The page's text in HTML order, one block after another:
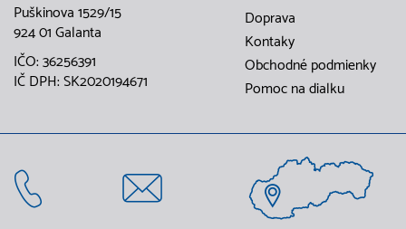
Puškinova 1529/15
924 01 Galanta
IČO: 36256391
IČ DPH: SK2020194671
Doprava
Kontaky
Obchodné podmienky
Pomoc na dialku